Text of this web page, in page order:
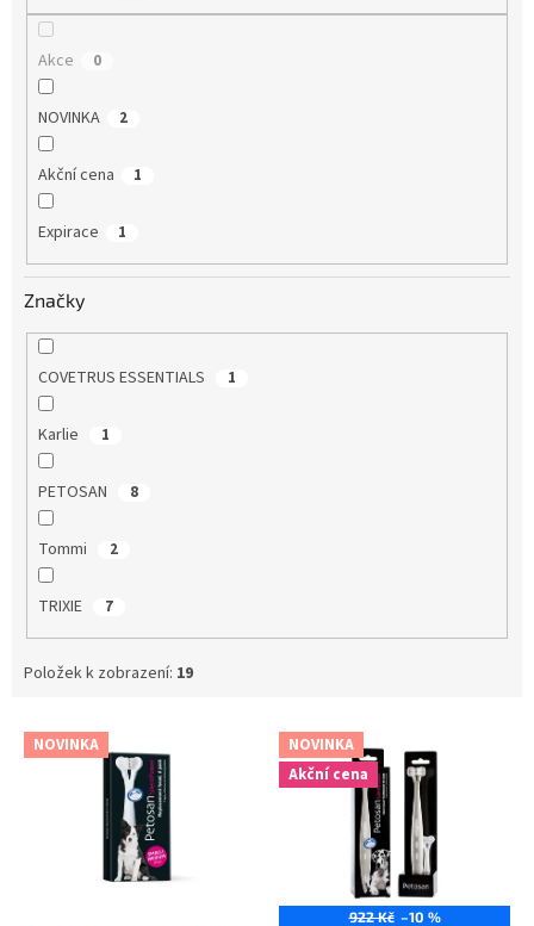
Akce 0
NOVINKA 2
Akční cena 1
Expirace 1
Značky
COVETRUS ESSENTIALS 1
Karlie 1
PETOSAN 8
Tommi 2
TRIXIE 7
Položek k zobrazení: 19
V NOVINKA
NOVINKA
Akční cena
922 Kč –10 %